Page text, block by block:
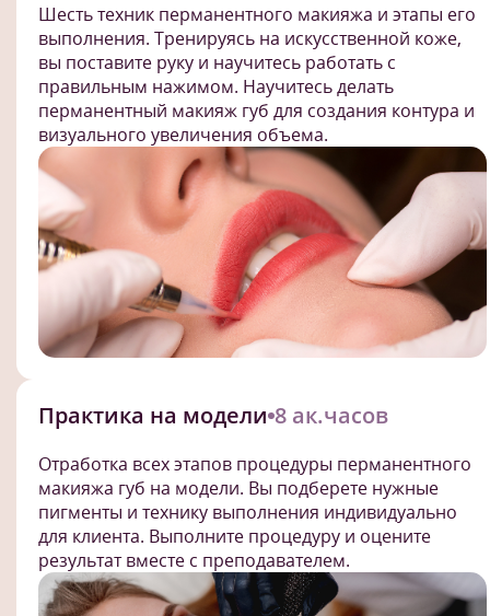
Шесть техник перманентного макияжа и этапы его
выполнения. Тренируясь на искусственной коже,
вы поставите руку и научитесь работать с
правильным нажимом. Научитесь делать
перманентный макияж губ для создания контура и
визуального увеличения объема.
Практика на модели 8 ак.часов
Отработка всех этапов процедуры перманентного
макияжа губ на модели. Вы подберете нужные
пигменты и технику выполнения индивидуально
для клиента. Выполните процедуру и оцените
результат вместе с преподавателем.